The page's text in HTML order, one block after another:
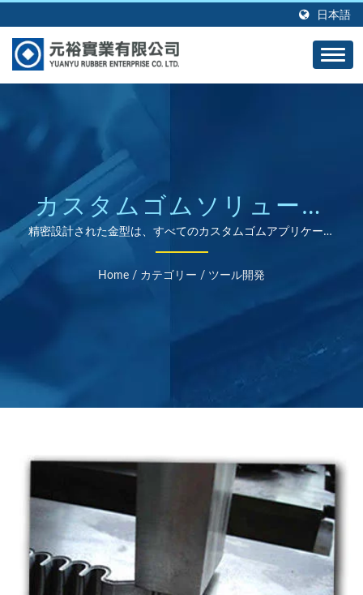
日本語
カスタムゴムソリューシ
ョンのための高度なツー
ル開発
精密設計された金型は、すべてのカスタムゴムアプリケーシ
ョンに対して優れた品質と耐久性を提供します。
Home / カテゴリー / ツール開発